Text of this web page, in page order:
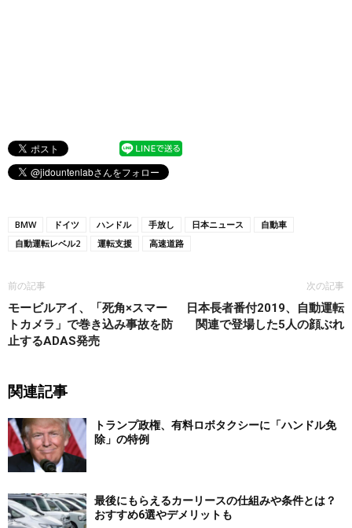
BMW ドイツ ハンドル 手放し 日本ニュース
自動車
自動運転レベル2
運転支援 高速道路
前の記事
モービルアイ、「死角×スマー
トカメラ」で巻き込み事故を防
止するADAS発売
次の記事
日本長者番付2019、自動運転
関連で登場した5人の顔ぶれ
関連記事
トランプ政権、有料ロボタクシーに「ハンドル免
除」の特例
最後にもらえるカーリースの仕組みや条件とは？
おすすめ6選やデメリットも